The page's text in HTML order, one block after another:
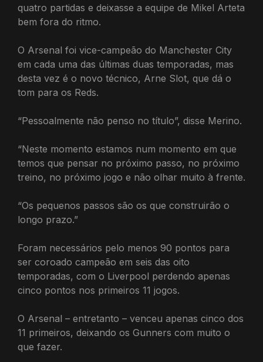
quatro partidas e deixasse a equipe de Mikel Arteta
bem fora do ritmo.
O Arsenal foi vice-campeão do Manchester City
em cada uma das últimas duas temporadas, mas
desta vez é o novo técnico, Arne Slot, que dá o
tom para os Reds.
“Pessoalmente não penso no título”, disse Merino.
“Neste momento estamos num momento em que
temos que pensar no próximo passo, no próximo
treino, no próximo jogo e não olhar muito à frente.
“Os pequenos passos são os que construirão o
longo prazo.”
Foram necessários pelo menos 90 pontos para
ser coroado campeão em seis das oito
temporadas, com o Liverpool perdendo apenas
cinco pontos nos primeiros 11 jogos.
O Arsenal – entretanto – venceu apenas cinco dos
11 primeiros, deixando os Gunners com muito o
que fazer.